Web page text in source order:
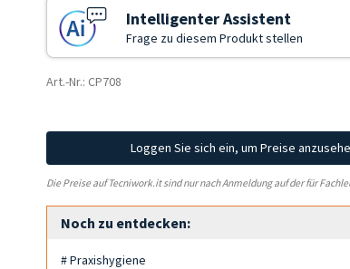
Intelligenter Assistent
Frage zu diesem Produkt stellen
Art.-Nr.: CP708
Loggen Sie sich ein, um Preise
Die Preise auf Tecniwork.it sind nur nach Anmeldung auf der für
Noch zu entdecken:
# Praxishygiene